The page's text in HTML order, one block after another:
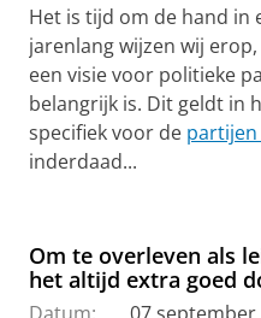
Het is tijd om de hand in
jarenlang wijzen wij
een visie voor politieke
belangrijk is. Dit geldt in
specifiek voor de
inderdaad...
Om te overleven als
het altijd extra goed